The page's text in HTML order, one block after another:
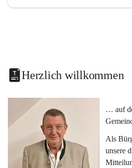
Herzlich willkommen
… auf
Als
unsere